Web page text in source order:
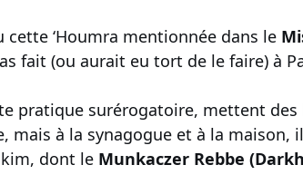
‘Houmra mentionnée dans le
fait (ou aurait eu tort de le faire) à
pratique surérogatoire, mettent
à la synagogue et à la maison,
dont le Munkaczer Rebbe